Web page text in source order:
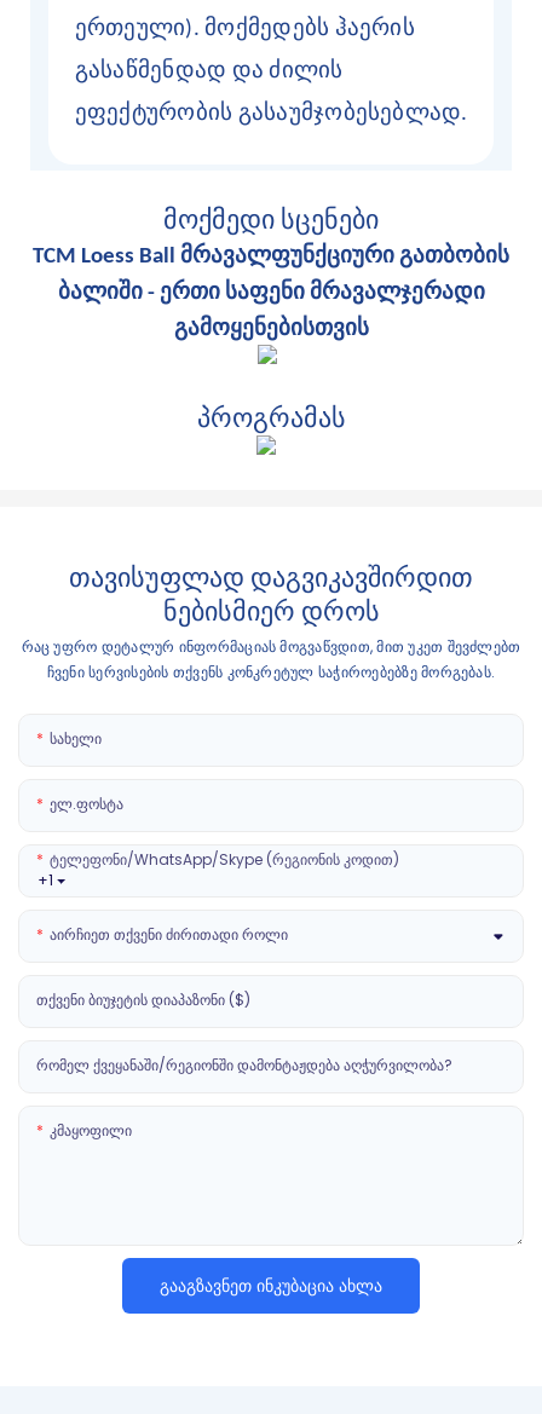
ერთეული). მოქმედებს ჰაერის
გასაწმენდად და ძილის
ეფექტურობის გასაუმჯობესებლად.
მოქმედი სცენები
TCM Loess Ball მრავალფუნქციური გათბობის
ბალიში - ერთი საფენი მრავალჯერადი
გამოყენებისთვის
პროგრამას
თავისუფლად დაგვიკავშირდით
ნებისმიერ დროს
რაც უფრო დეტალურ ინფორმაციას მოგვაწვდით, მით უკეთ შევძლებთ
ჩვენი სერვისების თქვენს კონკრეტულ საჭიროებებზე მორგებას.
Სახელი
Ელ.ფოსტა
+1
Ტელეფონი/WhatsApp/Skype (რეგიონის Კოდით)
Აირჩიეთ Თქვენი Ძირითადი Როლი
Თქვენი Ბიუჯეტის Დიაპაზონი ($)
Რომელ Ქვეყანაში/რეგიონში Დამონტაჟდება Აღჭურვილობა?
Კმაყოფილი
Გააგზავნეთ Ინკუბაცია Ახლა